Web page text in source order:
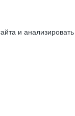
и анализировать